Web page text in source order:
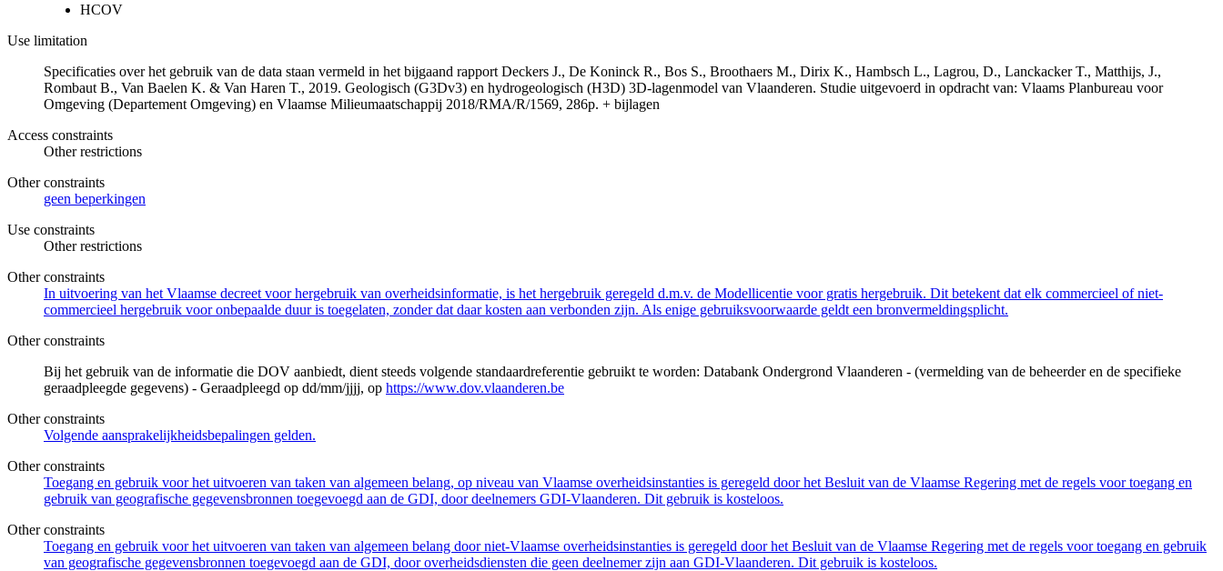
HCOV
Use limitation
Specificaties over het gebruik van de data staan vermeld in het bijgaand rapport Deckers J., De Koninck R., Bos S., Broothaers M., Dirix K., Hambsch L., Lagrou, D., Lanckacker T., Matthijs, J.,
Rombaut B., Van Baelen K. & Van Haren T., 2019. Geologisch (G3Dv3) en hydrogeologisch (H3D) 3D-lagenmodel van Vlaanderen. Studie uitgevoerd in opdracht van: Vlaams Planbureau voor
Omgeving (Departement Omgeving) en Vlaamse Milieumaatschappij 2018/RMA/R/1569, 286p. + bijlagen
Access constraints
Other restrictions
Other constraints
geen beperkingen
Use constraints
Other restrictions
Other constraints
In uitvoering van het Vlaamse decreet voor hergebruik van overheidsinformatie, is het hergebruik geregeld d.m.v. de Modellicentie voor gratis hergebruik. Dit betekent dat elk commercieel of niet-
commercieel hergebruik voor onbepaalde duur is toegelaten, zonder dat daar kosten aan verbonden zijn. Als enige gebruiksvoorwaarde geldt een bronvermeldingsplicht.
Other constraints
Bij het gebruik van de informatie die DOV aanbiedt, dient steeds volgende standaardreferentie gebruikt te worden: Databank Ondergrond Vlaanderen - (vermelding van de beheerder en de specifieke
geraadpleegde gegevens) - Geraadpleegd op dd/mm/jjjj, op https://www.dov.vlaanderen.be
Other constraints
Volgende aansprakelijkheidsbepalingen gelden.
Other constraints
Toegang en gebruik voor het uitvoeren van taken van algemeen belang, op niveau van Vlaamse overheidsinstanties is geregeld door het Besluit van de Vlaamse Regering met de regels voor toegang en
gebruik van geografische gegevensbronnen toegevoegd aan de GDI, door deelnemers GDI-Vlaanderen. Dit gebruik is kosteloos.
Other constraints
Toegang en gebruik voor het uitvoeren van taken van algemeen belang door niet-Vlaamse overheidsinstanties is geregeld door het Besluit van de Vlaamse Regering met de regels voor toegang en gebruik
van geografische gegevensbronnen toegevoegd aan de GDI, door overheidsdiensten die geen deelnemer zijn aan GDI-Vlaanderen. Dit gebruik is kosteloos.